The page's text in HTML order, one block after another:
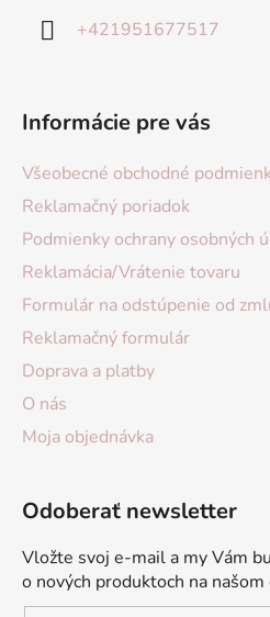
+421951677517
Informácie pre vás
Všeobecné obchodné
Reklamačný poriadok
Podmienky ochrany osobných
Reklamácia/Vrátenie tovaru
Formulár na odstúpenie od
Reklamačný formulár
Doprava a platby
O nás
Moja objednávka
Odoberať newsletter
Vložte svoj e-mail a my Vám
o nových produktoch na